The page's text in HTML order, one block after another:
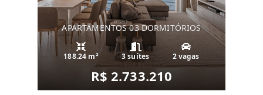
APARTAMENTOS 03 DORMITÓRIOS
188.24 m² 3 suítes 2 vagas
R$ 2.733.210